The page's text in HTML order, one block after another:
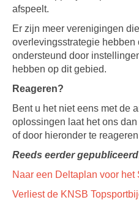
afspeelt.
Er zijn meer verenigingen
overlevingsstrategie hebben
ondersteund door
hebben op dit gebied.
Reageren?
Bent u het niet eens met de
oplossingen laat het ons
of door hieronder te
Reeds eerder
Naar een Deltaplan voor het
Verliest de KNSB